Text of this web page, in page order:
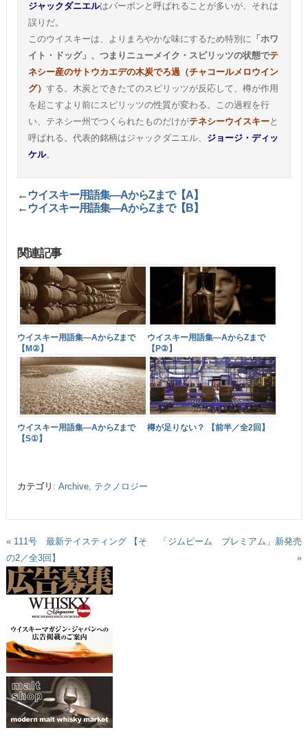
ジャックダニエルはバーボンと呼ばれることが多いが、それは
誤りだ。
このウイスキーは、よりまろやかな味にするため特別に 「ホワ
イト・ドッグ」、つまりニューメイク・スピリッツの状態でテ
ネシー産のサトウカエデの木炭でろ過（チャコールメロウイン
グ） する。木炭とできたてのスピリッツが反応して、樽が作用
を起こすより前にスピリッツの性質が変わる。この過程を行
い、テネシー州でつくられたものだけがテネシーウイスキーと
呼ばれる。代表的銘柄はジャックダニエル、 ジョージ・ディッ
ケル。
← ウイスキー用語集―AからZまで【A】
← ウイスキー用語集―AからZまで【B】
関連記事
ウイスキー用語集―AからZまで
【M②】
ウイスキー用語集―AからZまで
【P②】
ウイスキー用語集―AからZまで
【S①】
樽が足りない？ 【前半／全2回】
カテゴリ : Archive, テクノロジー
« 111号 最新テイスティング 【そ
の2／全3回】
「ジムビーム プレミアム」新発売
»